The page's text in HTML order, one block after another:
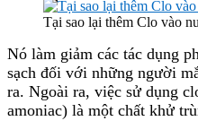
Tại sao lại thêm Clo vào
Nó làm giảm các tác dụng
sạch đối với những người
ra. Ngoài ra, việc sử dụng
amoniac) là một chất khử